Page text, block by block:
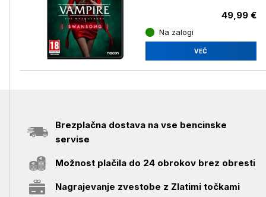
49,99 €
Na zalogi
VEČ
Brezplačna dostava na vse bencinske
servise
Možnost plačila do 24 obrokov brez obresti
Nagrajevanje zvestobe z Zlatimi točkami